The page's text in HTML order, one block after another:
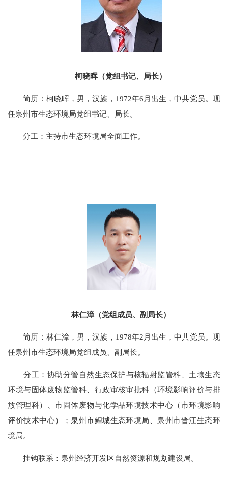
柯晓晖（党组书记、局长）
简历：柯晓晖，男，汉族，1972年6月出生，中共党员。现
任泉州市生态环境局党组书记、局长。
分工：主持市生态环境局全面工作。
林仁漳（党组成员、副局长）
简历：林仁漳，男，汉族，1978年2月出生，中共党员。现
任泉州市生态环境局党组成员、副局长。
分工： 协助分管 自然生态保护与核辐射监管科、土壤生态
环境与固体废物监管科、行政审核审批科（环境影响评价与排
放管理科）、市固体废物与化学品环境技术中心 （市环境影响
评价技术中心）
；泉州市鲤城生态环境局、泉州市晋江生态环
境局。
挂钩联系：泉州经济开发区自然资源和规划建设局。